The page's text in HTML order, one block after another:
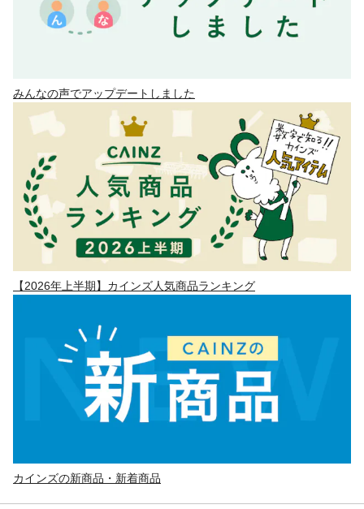
みんなの声でアップデートしました
【2026年上半期】カインズ人気商品ランキング
カインズの新商品・新着商品